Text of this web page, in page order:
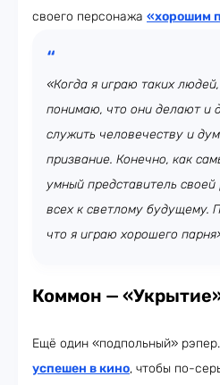
своего персонажа «хорошим
«Когда я играю таких
понимаю, что они делают и
служить человечеству и
призвание. Конечно, как
умный представитель
всех к светлому будущему.
что я играю хорошего
Коммон —
Ещё один «подпольный»
успешен в кино, чтобы по-